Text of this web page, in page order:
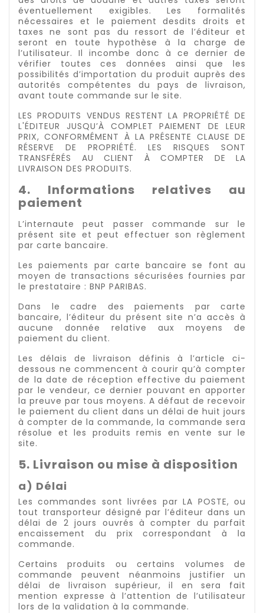
éventuellement exigibles. Les formalités
nécessaires et le paiement desdits droits et
taxes ne sont pas du ressort de l’éditeur et
seront en toute hypothèse à la charge de
l’utilisateur. Il incombe donc à ce dernier de
vérifier toutes ces données ainsi que les
possibilités d’importation du produit auprès des
autorités compétentes du pays de livraison,
avant toute commande sur le site.
LES PRODUITS VENDUS RESTENT LA PROPRIÉTÉ DE
L'ÉDITEUR JUSQU’À COMPLET PAIEMENT DE LEUR
PRIX, CONFORMÉMENT À LA PRÉSENTE CLAUSE DE
RÉSERVE DE PROPRIÉTÉ. LES RISQUES SONT
TRANSFÉRÉS AU CLIENT À COMPTER DE LA
LIVRAISON DES PRODUITS.
4. Informations relatives au
paiement
L’internaute peut passer commande sur le
présent site et peut effectuer son règlement
par carte bancaire.
Les paiements par carte bancaire se font au
moyen de transactions sécurisées fournies par
le prestataire : BNP PARIBAS.
Dans le cadre des paiements par carte
bancaire, l’éditeur du présent site n’a accès à
aucune donnée relative aux moyens de
paiement du client.
Les délais de livraison définis à l’article ci-
dessous ne commencent à courir qu’à compter
de la date de réception effective du paiement
par le vendeur, ce dernier pouvant en apporter
la preuve par tous moyens. A défaut de recevoir
le paiement du client dans un délai de huit jours
à compter de la commande, la commande sera
résolue et les produits remis en vente sur le
site.
5. Livraison ou mise à disposition
a) Délai
Les commandes sont livrées par LA POSTE, ou
tout transporteur désigné par l’éditeur dans un
délai de 2 jours ouvrés à compter du parfait
encaissement du prix correspondant à la
commande.
Certains produits ou certains volumes de
commande peuvent néanmoins justifier un
délai de livraison supérieur, il en sera fait
mention expresse à l’attention de l’utilisateur
lors de la validation à la commande.